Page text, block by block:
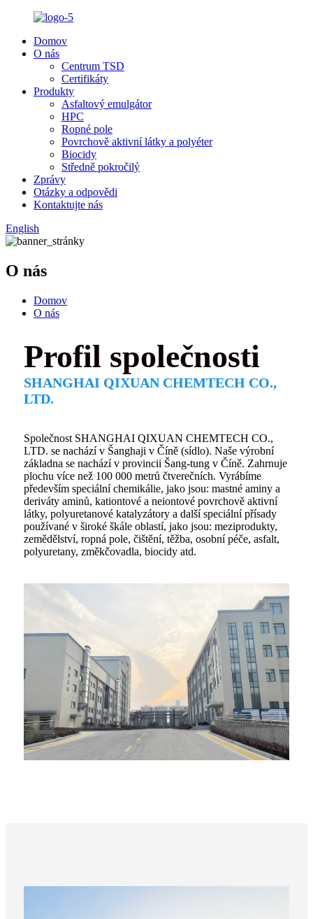
Domov
O nás
Centrum TSD
Certifikáty
Produkty
Asfaltový emulgátor
HPC
Ropné pole
Povrchově aktivní látky a polyéter
Biocidy
Středně pokročilý
Zprávy
Otázky a odpovědi
Kontaktujte nás
English
O nás
Domov
O nás
Profil společnosti
SHANGHAI QIXUAN CHEMTECH CO.,
LTD.
Společnost SHANGHAI QIXUAN CHEMTECH CO.,
LTD. se nachází v Šanghaji v Číně (sídlo). Naše výrobní
základna se nachází v provincii Šang-tung v Číně. Zahrnuje
plochu více než 100 000 metrů čtverečních. Vyrábíme
především speciální chemikálie, jako jsou: mastné aminy a
deriváty aminů, kationtové a neiontové povrchově aktivní
látky, polyuretanové katalyzátory a další speciální přísady
používané v široké škále oblastí, jako jsou: meziprodukty,
zemědělství, ropná pole, čištění, těžba, osobní péče, asfalt,
polyuretany, změkčovadla, biocidy atd.